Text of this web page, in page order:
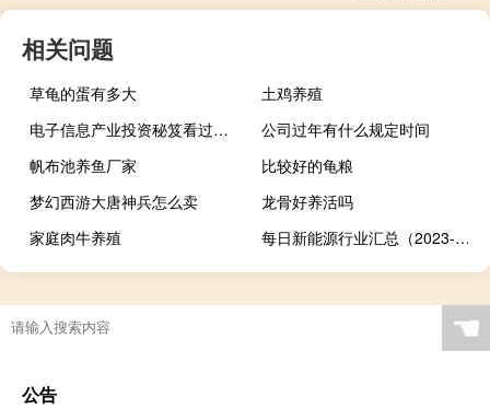
相关问题
草龟的蛋有多大
土鸡养殖
电子信息产业投资秘笈看过来 九大机会一网打尽
公司过年有什么规定时间
帆布池养鱼厂家
比较好的龟粮
梦幻西游大唐神兵怎么卖
龙骨好养活吗
家庭肉牛养殖
每日新能源行业汇总（2023-10-11）
☚
公告